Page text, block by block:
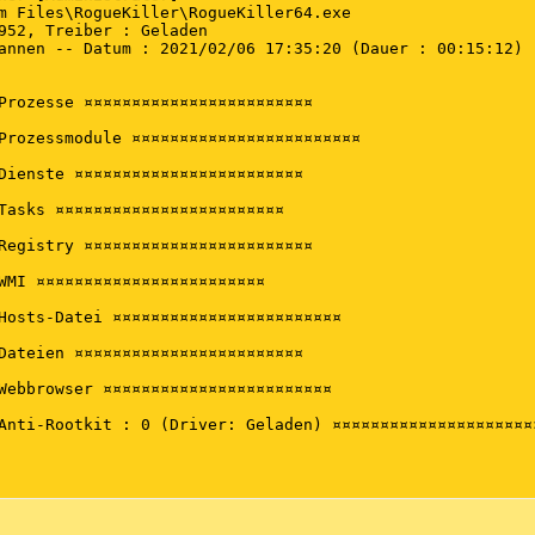
erkannt)
erkannt)
erkannt)
erkannt)
Files\RogueKiller\RogueKiller64.exe
Treiber : Geladen
-- Datum : 2021/02/06 17:35:20 (Dauer : 00:15:12)
¤¤¤¤¤¤¤¤¤¤¤¤¤¤¤¤¤¤¤¤¤¤¤¤
¤¤¤¤¤¤¤¤¤¤¤¤¤¤¤¤¤¤¤¤¤¤¤¤
¤¤¤¤¤¤¤¤¤¤¤¤¤¤¤¤¤¤¤¤¤¤¤¤
¤¤¤¤¤¤¤¤¤¤¤¤¤¤¤¤¤¤¤¤¤¤¤¤
¤¤¤¤¤¤¤¤¤¤¤¤¤¤¤¤¤¤¤¤¤¤¤¤
¤¤¤¤¤¤¤¤¤¤¤¤¤¤¤¤¤¤¤¤¤¤¤¤
Datei ¤¤¤¤¤¤¤¤¤¤¤¤¤¤¤¤¤¤¤¤¤¤¤¤
¤¤¤¤¤¤¤¤¤¤¤¤¤¤¤¤¤¤¤¤¤¤¤¤
¤¤¤¤¤¤¤¤¤¤¤¤¤¤¤¤¤¤¤¤¤¤¤¤
Anti-Rootkit : 0 (Driver: Geladen)